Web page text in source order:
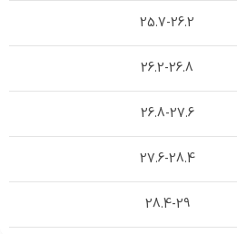
25.7-26.2
26.2-26.8
26.8-27.6
27.6-28.4
28.4-29